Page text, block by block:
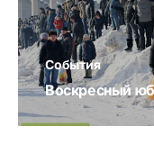
События
Воскресный